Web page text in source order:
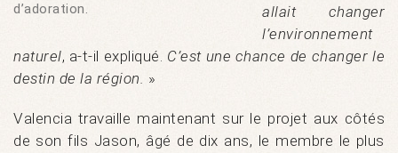
d’adoration.
allait changer
l’environnement
naturel, a-t-il expliqué. C’est une chance de changer le
destin de la région. »
Valencia travaille maintenant sur le projet aux côtés
de son fils Jason, âgé de dix ans, le membre le plus